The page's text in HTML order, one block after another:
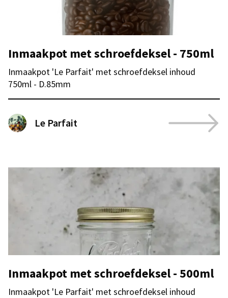
Inmaakpot met schroefdeksel - 750ml
Inmaakpot 'Le Parfait' met schroefdeksel inhoud
750ml - D.85mm
Le Parfait
Inmaakpot met schroefdeksel - 500ml
Inmaakpot 'Le Parfait' met schroefdeksel inhoud